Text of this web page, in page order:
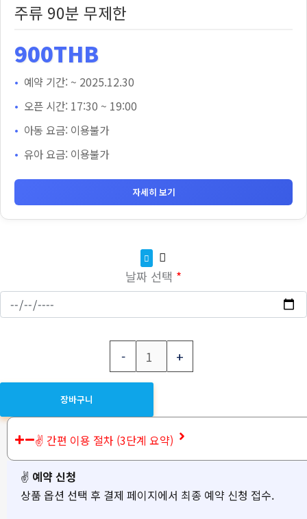
주류 90분 무제한
900THB
예약 기간: ~ 2025.12.30
오픈 시간: 17:30 ~ 19:00
아동 요금: 이용불가
유아 요금: 이용불가
자세히 보기
날짜 선택 *
- +
장바구니
✌️ 간편 이용 절차 (3단계 요약)
✌ 예약 신청
상품 옵션 선택 후 결제 페이지에서 최종 예약 신청 접수.